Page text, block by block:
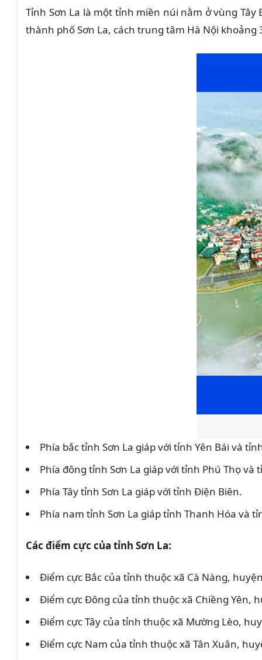
Tỉnh Sơn La là một tỉnh miền núi nằm ở vùng Tây
thành phố Sơn La, cách trung tâm Hà Nội khoảng
Phía bắc tỉnh Sơn La giáp với tỉnh Yên Bái và
Phía đông tỉnh Sơn La giáp với tỉnh Phú Thọ và
Phía Tây tỉnh Sơn La giáp với tỉnh Điện Biên.
Phía nam tỉnh Sơn La giáp tỉnh Thanh Hóa và
Các điểm cực của tỉnh Sơn La:
Điểm cực Bắc của tỉnh thuộc xã Cà Nàng,
Điểm cực Đông của tỉnh thuộc xã Chiềng Yên,
Điểm cực Tây của tỉnh thuộc xã Mường Lèo,
Điểm cực Nam của tỉnh thuộc xã Tân Xuân,